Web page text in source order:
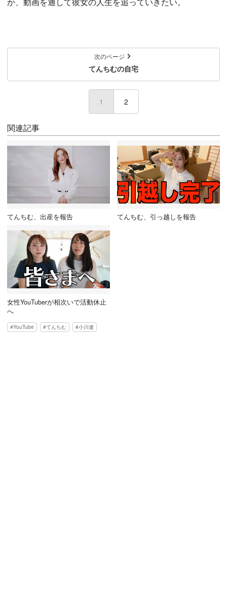
次のページ
てんちむの自宅
1 (current)
2
関連記事
てんちむ、出産を報告 てんちむ、引っ越しを報告
女性YouTuberが相次いで活動休止
へ
YouTube てんちむ 小川遼